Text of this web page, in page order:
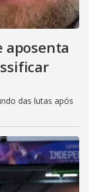
aposenta
das lutas após